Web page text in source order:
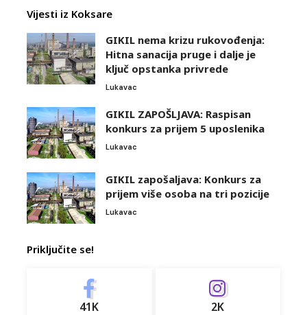
Vijesti iz Koksare
GIKIL nema krizu rukovođenja:
Hitna sanacija pruge i dalje je
ključ opstanka privrede
Lukavac
GIKIL ZAPOŠLJAVA: Raspisan
konkurs za prijem 5 uposlenika
Lukavac
GIKIL zapošaljava: Konkurs za
prijem više osoba na tri pozicije
Lukavac
Priključite se!
41K 2K